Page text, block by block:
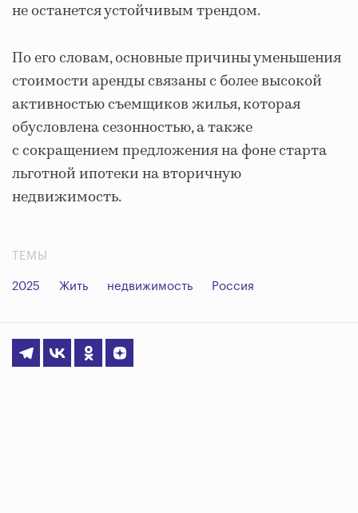
не останется устойчивым трендом.
По его словам, основные причины уменьшения
стоимости аренды связаны с более высокой
активностью съемщиков жилья, которая
обусловлена сезонностью, а также
с сокращением предложения на фоне старта
льготной ипотеки на вторичную
недвижимость.
ТЕМЫ
2025 Жить недвижимость Россия